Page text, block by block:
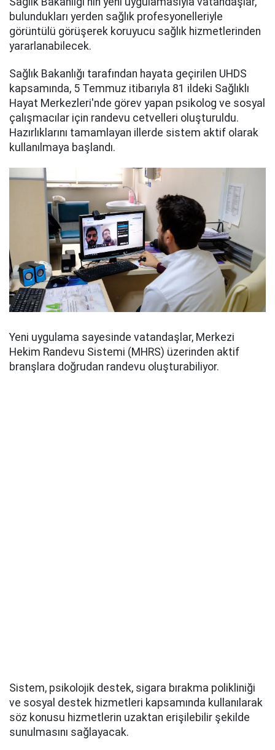
bulundukları yerden sağlık profesyonelleriyle
görüntülü görüşerek koruyucu sağlık hizmetlerinden
yararlanabilecek.
Sağlık Bakanlığı tarafından hayata geçirilen UHDS
kapsamında, 5 Temmuz itibarıyla 81 ildeki Sağlıklı
Hayat Merkezleri'nde görev yapan psikolog ve sosyal
çalışmacılar için randevu cetvelleri oluşturuldu.
Hazırlıklarını tamamlayan illerde sistem aktif olarak
kullanılmaya başlandı.
Yeni uygulama sayesinde vatandaşlar, Merkezi
Hekim Randevu Sistemi (MHRS) üzerinden aktif
branşlara doğrudan randevu oluşturabiliyor.
Sistem, psikolojik destek, sigara bırakma polikliniği
ve sosyal destek hizmetleri kapsamında kullanılarak
söz konusu hizmetlerin uzaktan erişilebilir şekilde
sunulmasını sağlayacak.